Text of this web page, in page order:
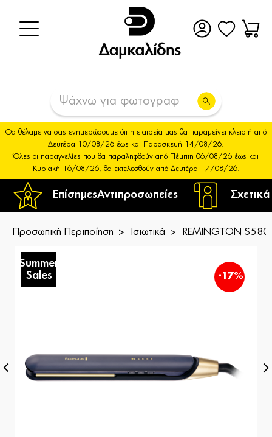
ΕπίσημεςΑντιπροσωπείες
Θα θέλαμε να σας ενημερώσουμε ότι η εταιρεία μας θα παραμείνει κλειστή από
Δευτέρα 10/08/26 έως και Παρασκευή 14/08/26.
Όλες οι παραγγελίες που θα παραληφθούν από Πέμπτη 06/08/26 έως και
Κυριακή 16/08/26, θα εκτελεσθούν από Δευτέρα 17/08/26.
Προσωπική Περιποίηση Ισιωτικά REMINGTON
Summer
Sales
-17%